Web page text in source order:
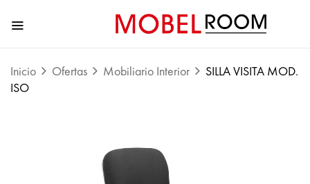
Inicio Ofertas Mobiliario Interior
SILLA VISITA MOD.
ISO